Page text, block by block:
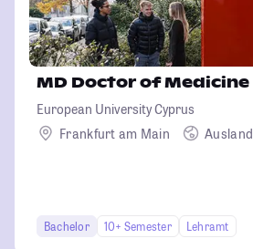
MD Doctor of Medicine
European University Cyprus
Frankfurt am Main
Ausland
Bachelor 10+ Semester Lehramt